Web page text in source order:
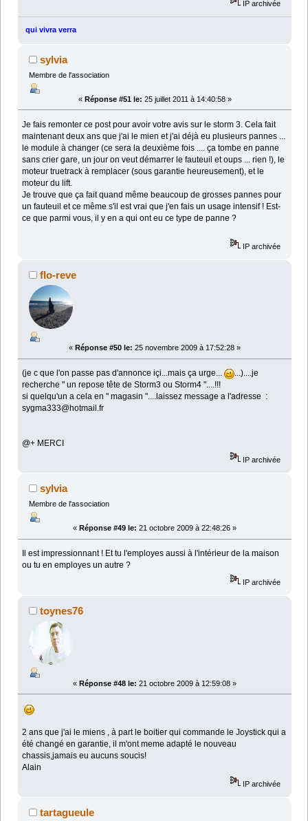
IP archivée
qui vivra verra
sylvia
Membre de l'association
« Réponse #51 le: 25 juillet 2011 à 14:40:58 »
Je fais remonter ce post pour avoir votre avis sur le storm 3. Cela fait
maintenant deux ans que j'ai le mien et j'ai déjà eu plusieurs pannes ...
le module à changer (ce sera la deuxième fois .... ça tombe en panne
sans crier gare, un jour on veut démarrer le fauteuil et oups ... rien !), le
moteur truetrack à remplacer (sous garantie heureusement), et le
moteur du lift.
Je trouve que ça fait quand même beaucoup de grosses pannes pour
un fauteuil et ce même s'il est vrai que j'en fais un usage intensif ! Est-
ce que parmi vous, il y en a qui ont eu ce type de panne ?
IP archivée
flo-reve
« Réponse #50 le: 25 novembre 2009 à 17:52:28 »
(je c que l'on passe pas d'annonce içi...mais ça urge...
...)....je
recherche " un repose tête de Storm3 ou Storm4 "....!!!
si quelqu'un a cela en " magasin "....laissez message a l'adresse :
sygma333@hotmail.fr
@+ MERCI
IP archivée
sylvia
Membre de l'association
« Réponse #49 le: 21 octobre 2009 à 22:48:26 »
Il est impressionnant ! Et tu l'employes aussi à l'intérieur de la maison
ou tu en employes un autre ?
IP archivée
toynes76
« Réponse #48 le: 21 octobre 2009 à 12:59:08 »
2 ans que j'ai le miens , à part le boitier qui commande le Joystick qui a
été changé en garantie, il m'ont meme adapté le nouveau
chassis,jamais eu aucuns soucis!
Alain
IP archivée
tartagueule